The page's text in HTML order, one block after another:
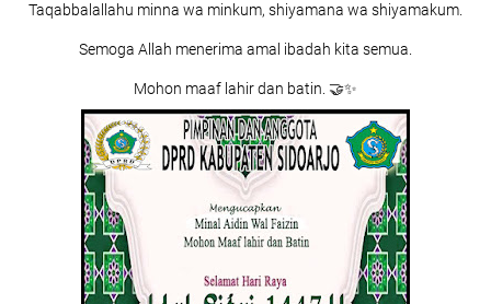
Taqabbalallahu minna wa minkum, shiyamana wa shiyamakum.
Semoga Allah menerima amal ibadah kita semua.
Mohon maaf lahir dan batin. 🤝✨